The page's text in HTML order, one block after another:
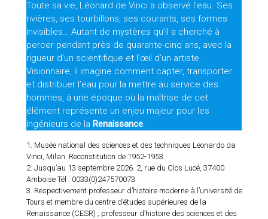
Toute sa vie, Léonard de Vinci a observé l’eau. Ses
rivières, ses tourbillons, ses courants, ses formes
invisibles… Autant de mystères qu’il a cherché à
percer pendant près de quarante-cinq ans, avec la
rigueur d’un scientifique et l’œil d’un artiste.
Visionnaire, il imagine comment capter, transporter
et distribuer l’eau pour la mettre au service des
hommes, à une époque où la maîtrise de cet
élément représente un enjeu majeur pour les
ingénieurs de la Renaissance.
1. Musée national des sciences et des techniques Leonardo da
Vinci, Milan. Reconstitution de 1952-1953
2. Jusqu’au 13 septembre 2026. 2, rue du Clos Lucé, 37400
Amboise Tél : 0033(0)247570073
3. Respectivement professeur d’histoire moderne à l’université de
Tours et membre du centre d’études supérieures de la
Renaissance (CESR) ; professeur d’histoire des sciences et des